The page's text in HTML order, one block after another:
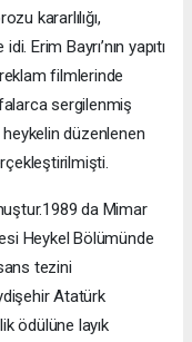
kararlılığı,
Erim Bayrı’nın yapıtı
filmlerinde
sergilenmiş
düzenlenen
da Mimar
Heykel Bölümünde
tezini
Atatürk
ödülüne layık